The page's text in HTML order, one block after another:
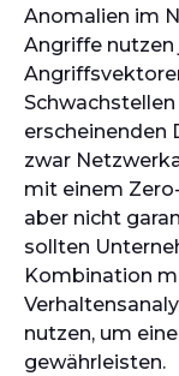
Anomalien im
Angriffe
erscheinenden
zwar
mit einem
aber nicht
sollten
Kombination
nutzen, um
gewährleisten.